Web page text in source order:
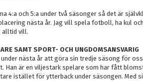
4:a och 5:a under två säsonger så det är
nästa år. Jag vill spela fotboll, ha kul
alltid vill.
SAMT SPORT- OCH UNGDOMSANSVARIG
nästa år att göra sin tredje säsong för
Han är en viljestark spelare som har fått
istället för ytterback under säsongen. Med